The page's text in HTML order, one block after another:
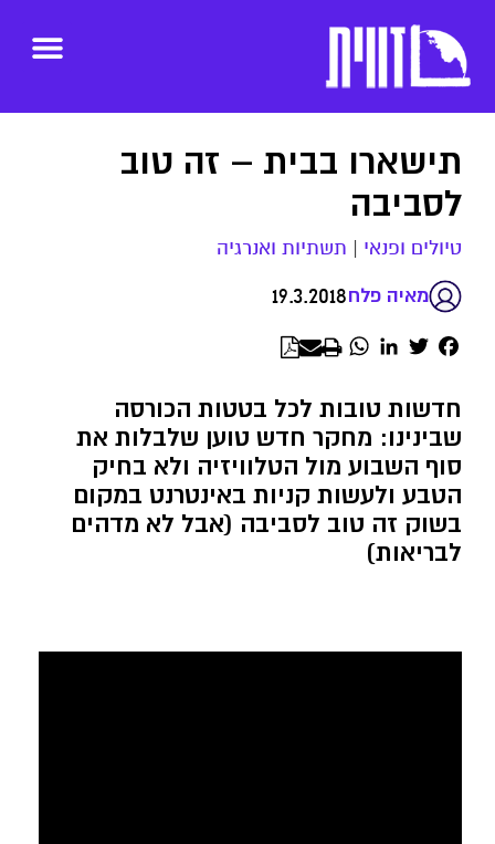
תישארו בבית – זה טוב
לסביבה
טיולים ופנאי | תשתיות ואנרגיה
מאיה פלח19.3.2018
Facebook
Twitter
LinkedIn
WhatsApp
חדשות טובות לכל בטטות הכורסה
שבינינו: מחקר חדש טוען שלבלות את
סוף השבוע מול הטלוויזיה ולא בחיק
הטבע ולעשות קניות באינטרנט במקום
בשוק זה טוב לסביבה (אבל לא מדהים
לבריאות)